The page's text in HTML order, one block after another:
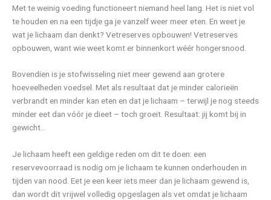
Met te weinig voeding functioneert niemand heel lang. Het is niet vol
te houden en na een tijdje ga je vanzelf weer meer eten. En weet je
wat je lichaam dan denkt? Vetreserves opbouwen! Vetreserves
opbouwen, want wie weet komt er binnenkort wéér hongersnood.
Bovendien is je stofwisseling niet meer gewend aan grotere
hoeveelheden voedsel. Met als resultaat dat je minder calorieën
verbrandt en minder kan eten en dat je lichaam – terwijl je nog steeds
minder eet dan vóór je dieet – toch groeit. Resultaat: jij komt bij in
gewicht…
Je lichaam heeft een geldige reden om dit te doen: een
reservevoorraad is nodig om je lichaam te kunnen onderhouden in
tijden van nood. Eet je een keer iets meer dan je lichaam gewend is,
dan wordt dit vrijwel volledig opgeslagen als vet omdat je lichaam